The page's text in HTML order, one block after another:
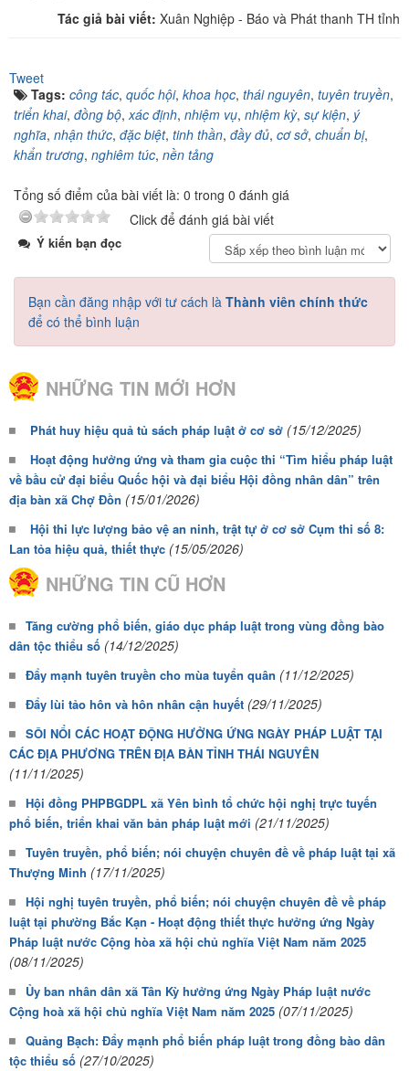
Tác giả bài viết: Xuân Nghiệp - Báo và Phát thanh TH tỉnh
Tweet
Tags: công tác, quốc hội, khoa học, thái nguyên, tuyên truyền,
triển khai, đồng bộ,xác định, nhiệm vụ, nhiệm kỳ, sự kiện, ý
nghĩa, nhận thức, đặc biệt, tinh thần, đầy đủ, cơ sở, chuẩn bị,
khẩn trương, nghiêm túc, nền tảng
Tổng số điểm của bài viết là: 0 trong 0 đánh giá
Click để đánh giá bài viết
Ý kiến bạn đọc
Bạn cần đăng nhập với tư cách là Thành viên chính thức
để có thể bình luận
NHỮNG TIN MỚI HƠN
Phát huy hiệu quả tủ sách pháp luật ở cơ sở (15/12/2025)
Hoạt động hưởng ứng và tham gia cuộc thi “Tìm hiểu pháp luật
về bầu cử đại biểu Quốc hội và đại biểu Hội đồng nhân dân” trên
địa bàn xã Chợ Đồn (15/01/2026)
Hội thi lực lượng bảo vệ an ninh, trật tự ở cơ sở Cụm thi số 8:
Lan tỏa hiệu quả, thiết thực (15/05/2026)
NHỮNG TIN CŨ HƠN
Tăng cường phổ biến, giáo dục pháp luật trong vùng đồng bào
dân tộc thiểu số (14/12/2025)
Đẩy mạnh tuyên truyền cho mùa tuyển quân (11/12/2025)
Đẩy lùi tảo hôn và hôn nhân cận huyết (29/11/2025)
SÔI NỔI CÁC HOẠT ĐỘNG HƯỞNG ỨNG NGÀY PHÁP LUẬT TẠI
CÁC ĐỊA PHƯƠNG TRÊN ĐỊA BÀN TỈNH THÁI NGUYÊN
(11/11/2025)
Hội đồng PHPBGDPL xã Yên bình tổ chức hội nghị trực tuyến
phổ biến, triển khai văn bản pháp luật mới (21/11/2025)
Tuyên truyền, phổ biến; nói chuyện chuyên đề về pháp luật tại xã
Thượng Minh (17/11/2025)
Hội nghị tuyên truyền, phổ biến; nói chuyện chuyên đề về pháp
luật tại phường Bắc Kạn - Hoạt động thiết thực hưởng ứng Ngày
Pháp luật nước Cộng hòa xã hội chủ nghĩa Việt Nam năm 2025
(08/11/2025)
Ủy ban nhân dân xã Tân Kỳ hưởng ứng Ngày Pháp luật nước
Cộng hoà xã hội chủ nghĩa Việt Nam năm 2025 (07/11/2025)
Quảng Bạch: Đẩy mạnh phổ biến pháp luật trong đồng bào dân
tộc thiểu số (27/10/2025)